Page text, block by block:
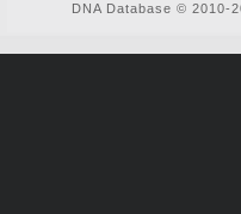
DNA Database ©